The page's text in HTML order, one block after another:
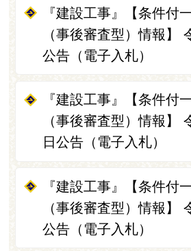
『建設工事』【条件付
（事後審査型）情報】
公告（電子入札）
『建設工事』【条件付
（事後審査型）情報】
日公告（電子入札）
『建設工事』【条件付
（事後審査型）情報】
公告（電子入札）